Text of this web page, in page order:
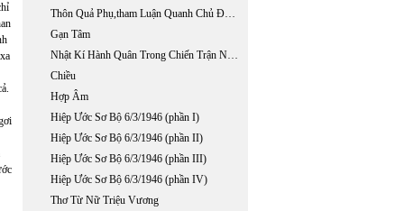
Thôn Quả Phụ,tham Luận Quanh Chủ Đề "x"
Gạn Tâm
Nhật Kí Hành Quân Trong Chiến Trận Nguyễn -tây Sơn
Chiều
Hợp Âm
Hiệp Ước Sơ Bộ 6/3/1946 (phần I)
Hiệp Ước Sơ Bộ 6/3/1946 (phần II)
Hiệp Ước Sơ Bộ 6/3/1946 (phần III)
Hiệp Ước Sơ Bộ 6/3/1946 (phần IV)
Thơ Từ Nữ Triệu Vương